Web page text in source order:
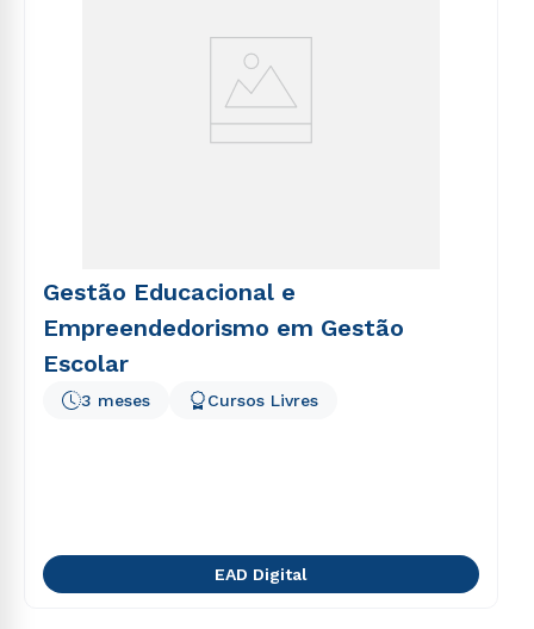
Gestão Educacional e
Empreendedorismo em Gestão
Escolar
3 meses Cursos Livres
EAD Digital